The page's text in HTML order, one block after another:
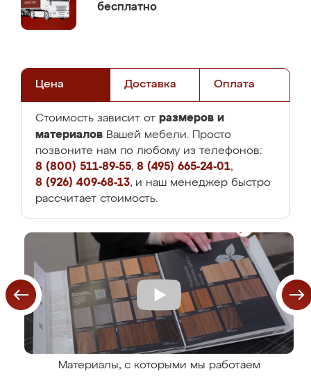
бесплатно
Цена Доставка Оплата
Стоимость зависит от размеров и
материалов Вашей мебели. Просто
позвоните нам по любому из телефонов:
8 (800) 511-89-55, 8 (495) 665-24-01,
8 (926) 409-68-13, и наш менеджер быстро
рассчитает стоимость.
Материалы, с которыми мы работаем